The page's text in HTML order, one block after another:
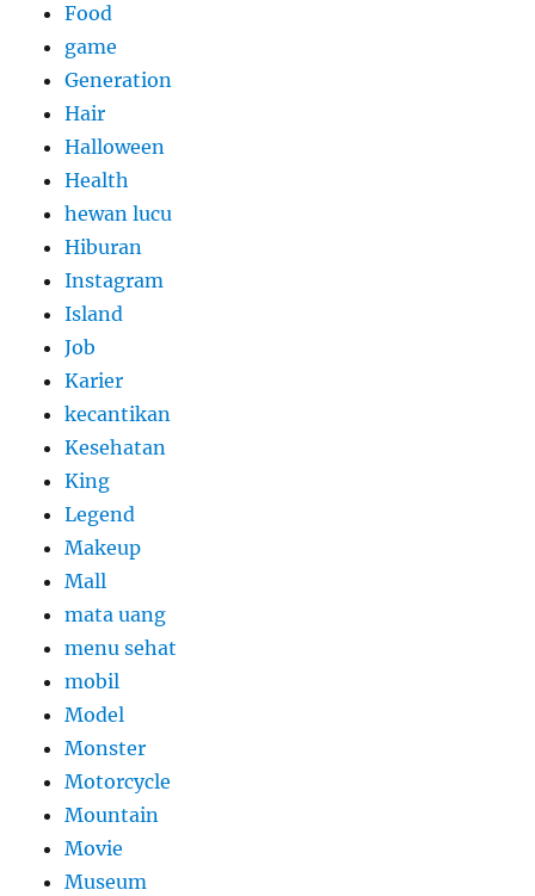
Food
game
Generation
Hair
Halloween
Health
hewan lucu
Hiburan
Instagram
Island
Job
Karier
kecantikan
Kesehatan
King
Legend
Makeup
Mall
mata uang
menu sehat
mobil
Model
Monster
Motorcycle
Mountain
Movie
Museum